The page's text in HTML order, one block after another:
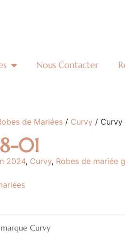
Nous Contacter
de Mariées / Curvy / Curvy
01
2024, Curvy, Robes de mariée
Curvy